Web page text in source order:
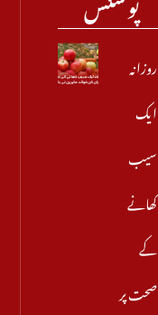
روزانہ
ایک
سیب
کھانے
کے
صحت پر